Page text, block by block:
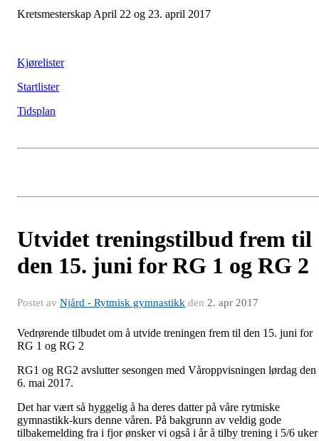
Kretsmesterskap April 22 og 23. april 2017
Kjørelister
Startlister
Tidsplan
Utvidet treningstilbud frem til
den 15. juni for RG 1 og RG 2
Postet av Njård - Rytmisk gymnastikk den 2. apr 2017
Vedrørende tilbudet om å utvide treningen frem til den 15. juni for
RG 1 og RG 2
RG1 og RG2 avslutter sesongen med Våroppvisningen lørdag den
6. mai 2017.
Det har vært så hyggelig å ha deres datter på våre rytmiske
gymnastikk-kurs denne våren. På bakgrunn av veldig gode
tilbakemelding fra i fjor ønsker vi også i år å tilby trening i 5/6 uker